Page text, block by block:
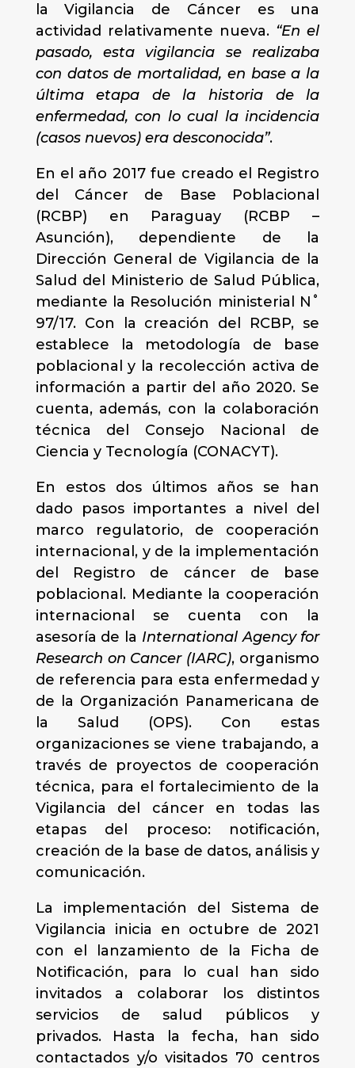
la Vigilancia de Cáncer es una
actividad relativamente nueva. “En el
pasado, esta vigilancia se realizaba
con datos de mortalidad, en base a la
última etapa de la historia de la
enfermedad, con lo cual la incidencia
(casos nuevos) era desconocida”.
En el año 2017 fue creado el Registro
del Cáncer de Base Poblacional
(RCBP) en Paraguay (RCBP –
Asunción), dependiente de la
Dirección General de Vigilancia de la
Salud del Ministerio de Salud Pública,
mediante la Resolución ministerial N˚
97/17. Con la creación del RCBP, se
establece la metodología de base
poblacional y la recolección activa de
información a partir del año 2020. Se
cuenta, además, con la colaboración
técnica del Consejo Nacional de
Ciencia y Tecnología (CONACYT).
En estos dos últimos años se han
dado pasos importantes a nivel del
marco regulatorio, de cooperación
internacional, y de la implementación
del Registro de cáncer de base
poblacional. Mediante la cooperación
internacional se cuenta con la
asesoría de la International Agency for
Research on Cancer (IARC), organismo
de referencia para esta enfermedad y
de la Organización Panamericana de
la Salud (OPS). Con estas
organizaciones se viene trabajando, a
través de proyectos de cooperación
técnica, para el fortalecimiento de la
Vigilancia del cáncer en todas las
etapas del proceso: notificación,
creación de la base de datos, análisis y
comunicación.
La implementación del Sistema de
Vigilancia inicia en octubre de 2021
con el lanzamiento de la Ficha de
Notificación, para lo cual han sido
invitados a colaborar los distintos
servicios de salud públicos y
privados. Hasta la fecha, han sido
contactados y/o visitados 70 centros